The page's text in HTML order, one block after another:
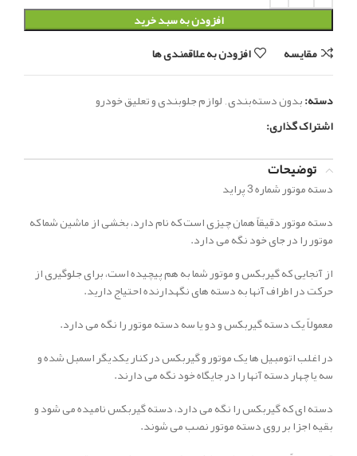
افزودن به سبد خرید
مقایسه
افزودن به علاقمندی ها
دسته:بدون دسته‌بندی,لوازم جلوبندی و تعلیق خودرو
اشتراک گذاری:
توضیحات
دسته موتور شماره 3 پراید
دسته موتور دقیقاً همان چیزی است که نام دارد، بخشی از ماشین شما که
موتور را در جای خود نگه می دارد.
از آنجایی که گیربکس و موتور شما به هم پیچیده است، برای جلوگیری از
حرکت در اطراف آنها به دسته های نگهدارنده احتیاج دارید.
معمولاً یک دسته گیربکس و دو یا سه دسته موتور را نگه می دارد.
در اغلب اتومبیل ها یک موتور و گیربکس در کنار یکدیگر اسمبل شده و
سه یا چهار دسته آنها را در جایگاه خود نگه می دارند.
دسته ای که گیربکس را نگه می دارد، دسته گیربکس نامیده می شود و
بقیه اجزا بر روی دسته موتور نصب می شوند.